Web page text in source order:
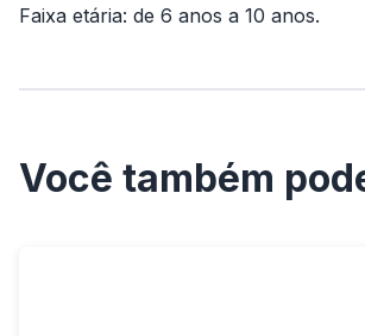
Faixa etária: de 6 anos a 10 anos.
Você também